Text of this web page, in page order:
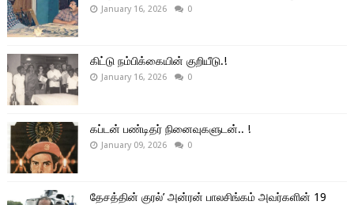
January 16, 2026 0
கிட்டு நம்பிக்கையின் குறியீடு.!
January 16, 2026 0
கப்டன் பண்டிதர் நினைவுகளுடன்.. !
January 09, 2026 0
தேசத்தின் குரல்’ அன்ரன் பாலசிங்கம் அவர்களின் 19